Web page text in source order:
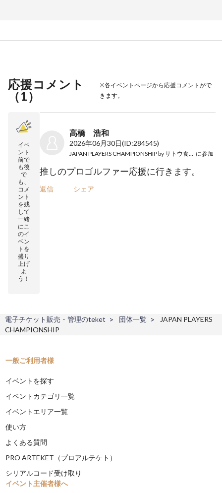
応援コメント
（1）
※各イベントページから応援コメントがで
きます。
イベ
ント
前で
も後
で
も、
コメ
ント
を残
して
一緒
にこ
のイ
ベン
トを
盛り
上げ
よ
う！
高橋 浩和
2026年06月30日(ID:284545)
に参加
推しのプロゴルファー応援に行きます。
返信 シェア
電子チケット販売・管理のteket 団体一覧
JAPAN PLAYERS
CHAMPIONSHIP
一般ご利用者様
イベントを探す
イベントカテゴリ一覧
イベントエリア一覧
使い方
よくある質問
PRO ARTEKET（プロアルテケト）
シリアルコード受け取り
イベント主催者様へ